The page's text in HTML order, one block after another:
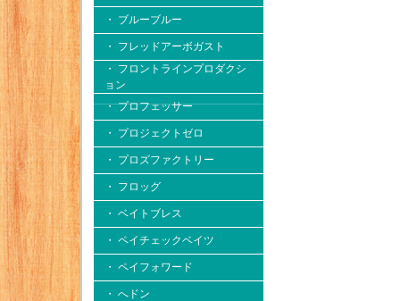
・ ブルーブルー
・ フレッドアーボガスト
・ フロントラインプロダクシ
ョン
・ プロフェッサー
・ プロジェクトゼロ
・ プロズファクトリー
・ フロッグ
・ ベイトブレス
・ ペイチェックベイツ
・ ペイフォワード
・ へドン